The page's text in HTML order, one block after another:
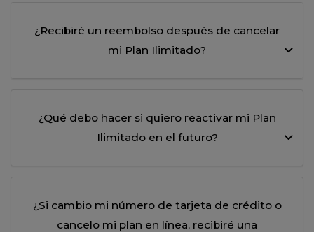
¿Recibiré un reembolso después de cancelar
mi Plan Ilimitado?
¿Qué debo hacer si quiero reactivar mi Plan
Ilimitado en el futuro?
¿Si cambio mi número de tarjeta de crédito o
cancelo mi plan en línea, recibiré una